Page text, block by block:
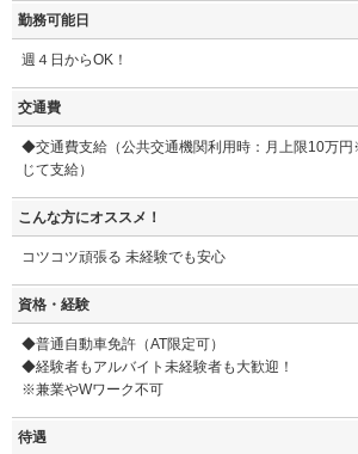
勤務可能日
週４日からOK！
交通費
◆交通費支給（公共交通機関利用時：月上限10万
じて支給）
こんな方にオススメ！
コツコツ頑張る 未経験でも安心
資格・経験
◆普通自動車免許（AT限定可）
◆経験者もアルバイト未経験者も大歓迎！
※兼業やWワーク不可
待遇